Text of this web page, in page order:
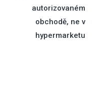
autorizovaném
obchodě, ne v
hypermarketu